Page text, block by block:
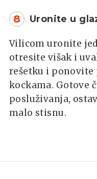
8 Uronite u
Vilicom uronite
otresite višak i
rešetku i
kockama. Gotove
posluživanja,
malo stisnu.